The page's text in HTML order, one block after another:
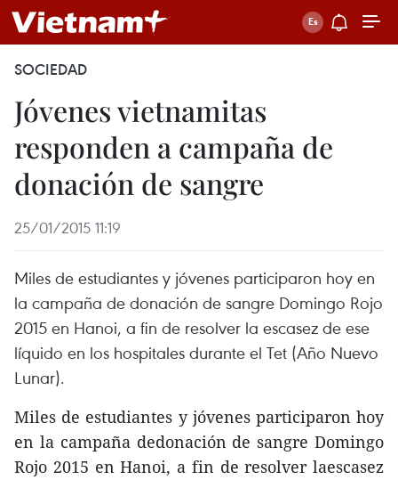
SOCIEDAD
Jóvenes vietnamitas
responden a campaña de
donación de sangre
25/01/2015 11:19
Miles de estudiantes y jóvenes participaron hoy en
la campaña de donación de sangre Domingo Rojo
2015 en Hanoi, a fin de resolver la escasez de ese
líquido en los hospitales durante el Tet (Año Nuevo
Lunar).
Miles de estudiantes y jóvenes participaron hoy
en la campaña dedonación de sangre Domingo
Rojo 2015 en Hanoi, a fin de resolver laescasez